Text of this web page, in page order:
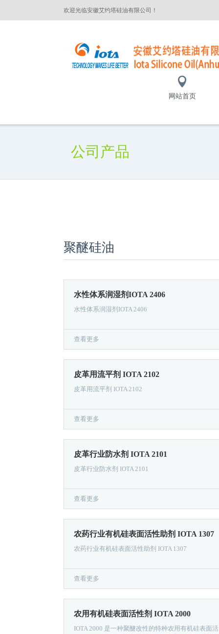
欢迎光临安徽艾约塔硅油有限公司！
网站首页
公司产品
聚醚硅油
水性体系润湿剂IOTA 2406
水性体系润湿剂IOTA 2406
查看更多
皮革用流平剂 IOTA 2102
皮革用流平剂 IOTA 2102
查看更多
皮革行业防水剂 IOTA 2101
皮革行业防水剂 IOTA 2101
查看更多
农药行业有机硅表面活性助剂 IOTA 1307
农药行业有机硅表面活性助剂 IOTA 1307
查看更多
农用有机硅表面活性剂 IOTA 2000
IOTA 2000 是一种聚醚改性的特种农用有机硅表面活